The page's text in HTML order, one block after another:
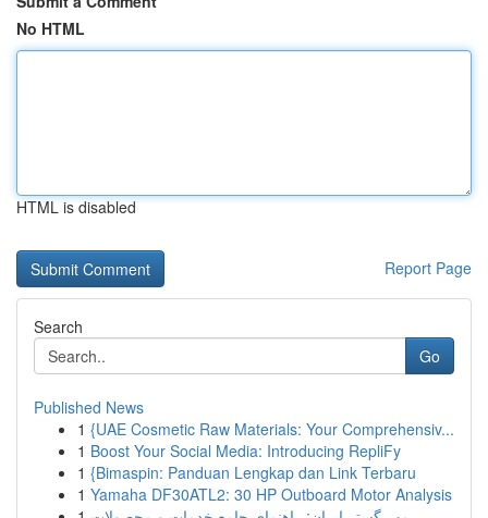
No HTML
HTML is disabled
Report Page
Search
Go
Published News
1 {UAE Cosmetic Raw Materials: Your Comprehensiv...
1 Boost Your Social Media: Introducing RepliFy
1 {Bimaspin: Panduan Lengkap dan Link Terbaru
1 Yamaha DF30ATL2: 30 HP Outboard Motor Analysis